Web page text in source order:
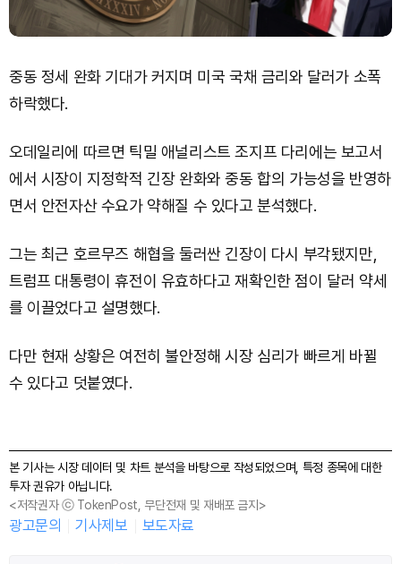
중동 정세 완화 기대가 커지며 미국 국채 금리와 달러가 소폭
하락했다.
오데일리에 따르면 틱밀 애널리스트 조지프 다리에는 보고서
에서 시장이 지정학적 긴장 완화와 중동 합의 가능성을 반영하
면서 안전자산 수요가 약해질 수 있다고 분석했다.
그는 최근 호르무즈 해협을 둘러싼 긴장이 다시 부각됐지만,
트럼프 대통령이 휴전이 유효하다고 재확인한 점이 달러 약세
를 이끌었다고 설명했다.
다만 현재 상황은 여전히 불안정해 시장 심리가 빠르게 바뀔
수 있다고 덧붙였다.
본 기사는 시장 데이터 및 차트 분석을 바탕으로 작성되었으며, 특정 종목에 대한
투자 권유가 아닙니다.
<저작권자 ⓒ TokenPost, 무단전재 및 재배포 금지>
광고문의 기사제보 보도자료